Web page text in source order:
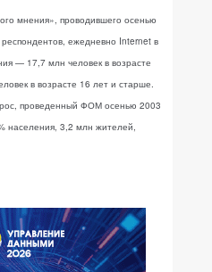
мнения», проводившего осенью
ежедневно Internet в
— 17,7 млн человек в возрасте
в возрасте 16 лет и старше.
проведенный ФОМ осенью 2003
населения, 3,2 млн жителей,